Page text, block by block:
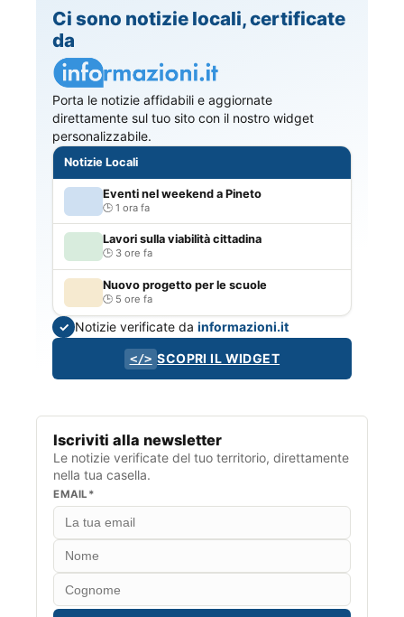
Ci sono notizie locali, certificate
da
Porta le notizie affidabili e aggiornate
direttamente sul tuo sito con il nostro widget
personalizzabile.
Notizie Locali
Eventi nel weekend a Pineto
1 ora fa
Lavori sulla viabilità cittadina
3 ore fa
Nuovo progetto per le scuole
5 ore fa
✓ Notizie verificate dainformazioni.it
</> SCOPRI IL WIDGET
Iscriviti alla newsletter
Le notizie verificate del tuo territorio, direttamente
nella tua casella.
EMAIL*